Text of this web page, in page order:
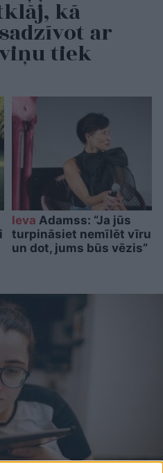
kā
ar
tiek
Ieva Adamss: “Ja jūs
turpināsiet nemīlēt vīru
un dot, jums būs vēzis”